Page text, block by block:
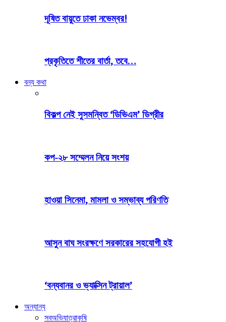
দূষিত বায়ুতে ঢাকা নভেম্বর!
প্রকৃতিতে শীতের বার্তা, তবে…
বন্য কথা
বিকল্প নেই সুসমন্বিত ‘ডিভিএম’ ডিগ্রীর
কপ-২৮ সম্মেলন নিয়ে সংশয়
হাওয়া সিনেমা, মামলা ও সম্ভাব্য পরিণতি
আসুন বাঘ সংরক্ষণে সরকারের সহযোগী হই
‘বন্যবানর ও ভ্যাক্সিন ট্রায়াল’
অন্যান্য
সবঅভিযাত্রাকৃষি